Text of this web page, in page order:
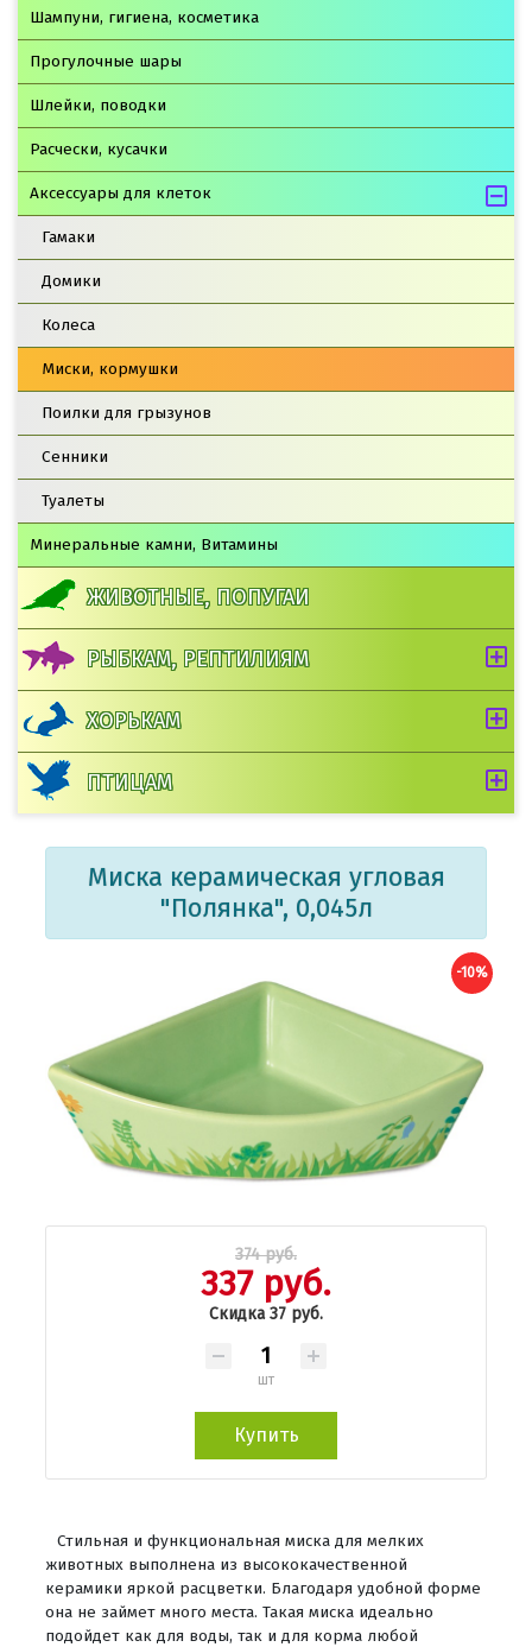
Шампуни, гигиена, косметика
Прогулочные шары
Шлейки, поводки
Расчески, кусачки
Аксессуары для клеток
Гамаки
Домики
Колеса
Миски, кормушки
Поилки для грызунов
Сенники
Туалеты
Минеральные камни, Витамины
ЖИВОТНЫЕ, ПОПУГАИ
РЫБКАМ, РЕПТИЛИЯМ
ХОРЬКАМ
ПТИЦАМ
Миска керамическая угловая
"Полянка", 0,045л
-10%
374 руб.
337 руб.
Скидка 37 руб.
шт
Купить
Стильная и функциональная миска для мелких
животных выполнена из высококачественной
керамики яркой расцветки. Благодаря удобной форме
она не займет много места. Такая миска идеально
подойдет как для воды, так и для корма любой